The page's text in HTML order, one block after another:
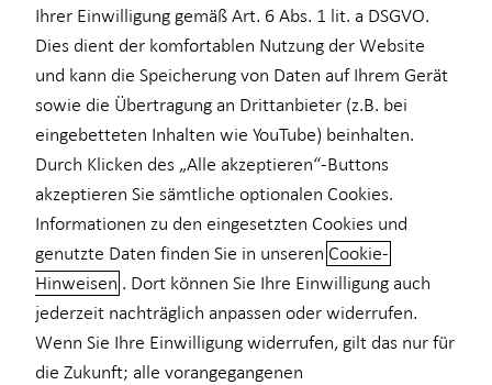
für Lehrkräfte
für Medizinberufe
für Unternehmen
Private Krankenvorsorge
Einkommenssicherung
Kindervorsorge
Sach- und Vermögenssicherung
Einkommenssicherung: Warum
Ihre Arbeitskraft geschützt werden
sollte
Ihrer Einwilligung gemäß Art. 6 Abs. 1 lit. a DSGVO.
Dies dient der komfortablen Nutzung der Website
und kann die Speicherung von Daten auf Ihrem Gerät
sowie die Übertragung an Drittanbieter (z.B. bei
eingebetteten Inhalten wie YouTube) beinhalten.
Durch Klicken des „Alle akzeptieren“-Buttons
akzeptieren Sie sämtliche optionalen Cookies.
Informationen zu den eingesetzten Cookies und
genutzte Daten finden Sie in unseren Cookie-
Hinweisen . Dort können Sie Ihre Einwilligung auch
jederzeit nachträglich anpassen oder widerrufen.
Wenn Sie Ihre Einwilligung widerrufen, gilt das nur für
die Zukunft; alle vorangegangenen